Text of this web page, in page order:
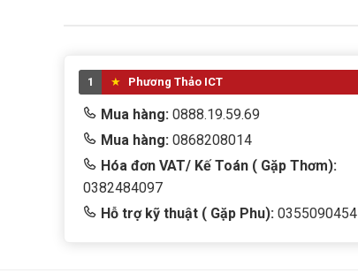
1 Phương Thảo ICT
Mua hàng: 0888.19.59.69
Mua hàng: 0868208014
Hóa đơn VAT/ Kế Toán ( Gặp Thơm):
0382484097
Hỗ trợ kỹ thuật ( Gặp Phu): 0355090454